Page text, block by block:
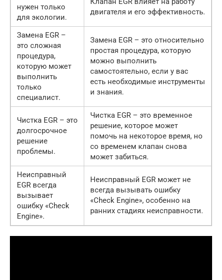
нужен только
для экологии.
двигателя и его эффективность.
Замена EGR –
это сложная
процедура,
которую может
выполнить
только
специалист.
Замена EGR – это относительно
простая процедура, которую
можно выполнить
самостоятельно, если у вас
есть необходимые инструменты
и знания.
Чистка EGR – это
долгосрочное
решение
проблемы.
Чистка EGR – это временное
решение, которое может
помочь на некоторое время, но
со временем клапан снова
может забиться.
Неисправный
EGR всегда
вызывает
ошибку «Check
Engine».
Неисправный EGR может не
всегда вызывать ошибку
«Check Engine», особенно на
ранних стадиях неисправности.